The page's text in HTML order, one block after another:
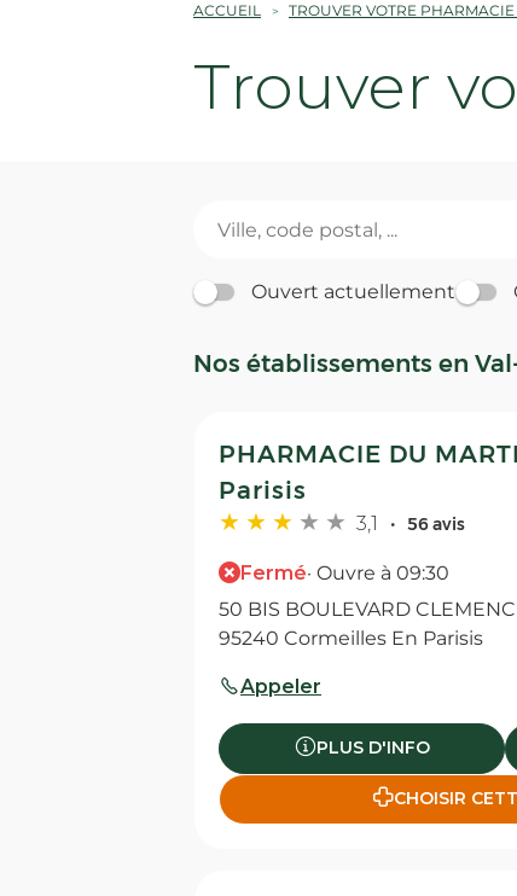
ACCUEIL TROUVER VOTRE
Trouver
Ouvert actuellement
Nos établissements en
PHARMACIE DU
Parisis
3,1 56 avis
Fermé· Ouvre à 09:30
50 BIS BOULEVARD
95240 Cormeilles En Parisis
Appeler
PLUS D'INFO
CHOISIR